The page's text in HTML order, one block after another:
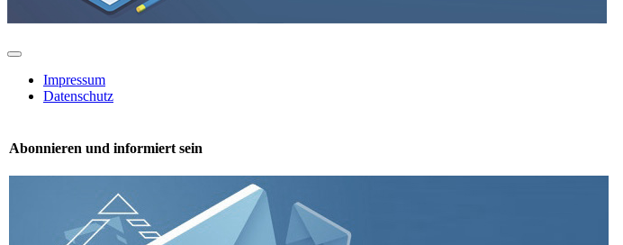
Toggle
NavigationImpressum
Datenschutz
Abonnieren und informiert sein